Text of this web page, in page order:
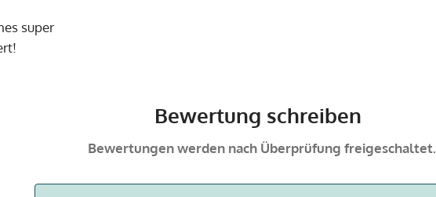
super
Bewertung schreiben
Bewertungen werden nach Überprüfung freigeschaltet.